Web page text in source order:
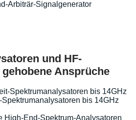
Arbiträr-Signalgenerator
und HF-
Ansprüche
bis 14GHz